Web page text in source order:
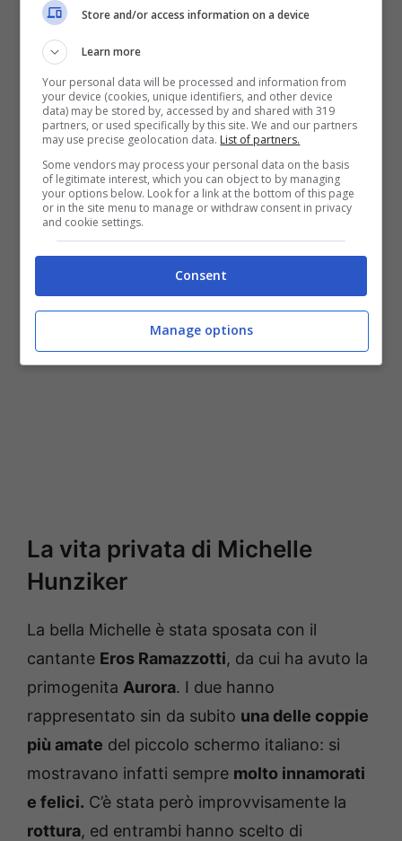
Attivissima sui social, Michelle pubblica
spesso scatti che ritraggono la sua
quotidianitàe la suavita personale. Il suo
profilo Instagram vanta infatti la presenza di
migliaia di followersche la seguono sempre
con molto affetto e che la supportano in
tutto e per tutto.
La vita privata di Michelle
Hunziker
La bella Michelle è stata sposata con il
cantante Eros Ramazzotti, da cui ha avuto la
primogenita Aurora. I due hanno
rappresentato sin da subito una delle coppie
più amate del piccolo schermo italiano: si
mostravano infatti sempre molto innamorati
e felici. C’è stata però improvvisamente la
rottura, ed entrambi hanno scelto di
Store and/or access information on a device
Learn more
Your personal data will be processed and information from
your device (cookies, unique identifiers, and other device
data) may be stored by, accessed by and shared with 319
partners, or used specifically by this site. We and our partners
may use precise geolocation data. List of partners.
Some vendors may process your personal data on the basis
of legitimate interest, which you can object to by managing
your options below. Look for a link at the bottom of this page
or in the site menu to manage or withdraw consent in privacy
and cookie settings.
Consent
Manage options